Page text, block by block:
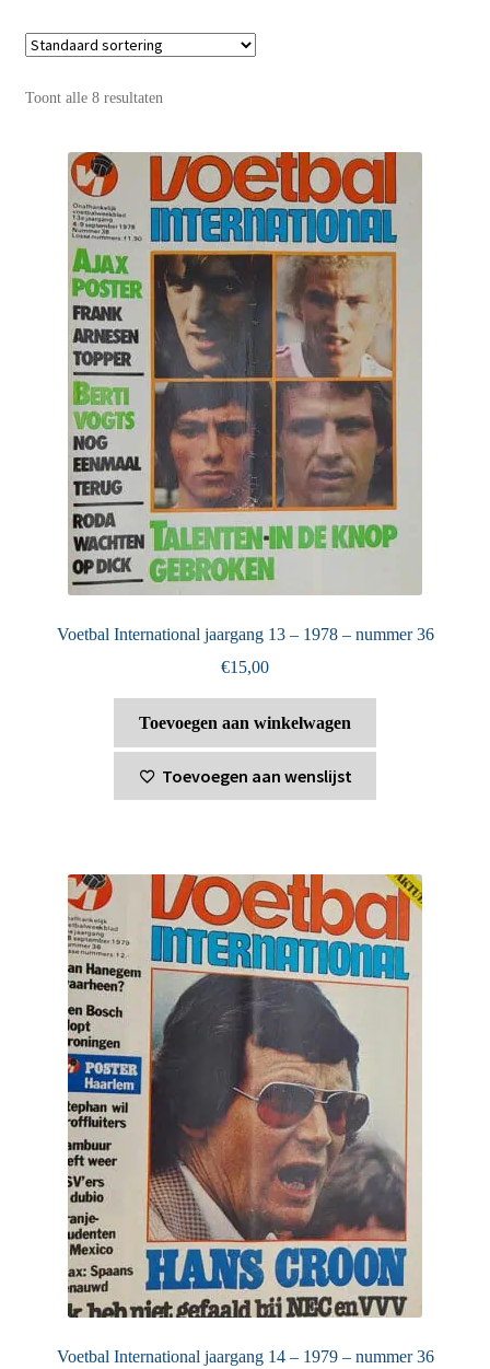
Toont alle 8 resultaten
Voetbal International jaargang 13 – 1978 – nummer 36
€15,00
Toevoegen aan winkelwagen
Toevoegen aan wenslijst
Voetbal International jaargang 14 – 1979 – nummer 36